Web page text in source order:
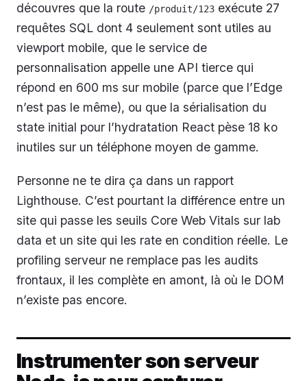
découvres que la route /produit/123 exécute 27
requêtes SQL dont 4 seulement sont utiles au
viewport mobile, que le service de
personnalisation appelle une API tierce qui
répond en 600 ms sur mobile (parce que l’Edge
n’est pas le même), ou que la sérialisation du
state initial pour l’hydratation React pèse 18 ko
inutiles sur un téléphone moyen de gamme.
Personne ne te dira ça dans un rapport
Lighthouse. C’est pourtant la différence entre un
site qui passe les seuils Core Web Vitals sur lab
data et un site qui les rate en condition réelle. Le
profiling serveur ne remplace pas les audits
frontaux, il les complète en amont, là où le DOM
n’existe pas encore.
Instrumenter son serveur